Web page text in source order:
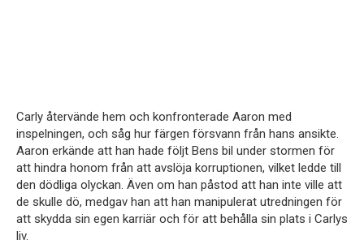
Carly återvände hem och konfronterade Aaron med
inspelningen, och såg hur färgen försvann från hans ansikte.
Aaron erkände att han hade följt Bens bil under stormen för
att hindra honom från att avslöja korruptionen, vilket ledde till
den dödliga olyckan. Även om han påstod att han inte ville att
de skulle dö, medgav han att han manipulerat utredningen för
att skydda sin egen karriär och för att behålla sin plats i Carlys
liv.